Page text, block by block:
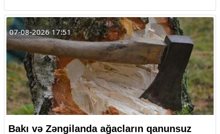
07-08-2026 17:51
Bakı və Zəngilanda ağacların qanunsuz